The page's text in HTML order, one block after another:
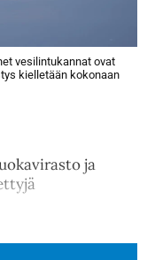
vesilintukannat ovat
kielletään kokonaan
ja